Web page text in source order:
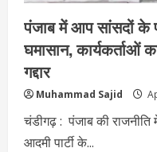
पंजाब में आप सांसदों के
घमासान, कार्यकर्ताओं
गद्दार
Muhammad Sajid
चंडीगढ़ : पंजाब की
आदमी पार्टी के...